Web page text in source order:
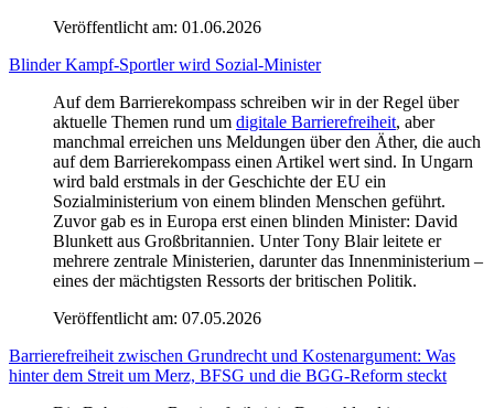
Veröffentlicht am: 01.06.2026
Blinder Kampf-Sportler wird Sozial-Minister
Auf dem Barrierekompass schreiben wir in der Regel über
aktuelle Themen rund um digitale Barrierefreiheit, aber
manchmal erreichen uns Meldungen über den Äther, die auch
auf dem Barrierekompass einen Artikel wert sind. In Ungarn
wird bald erstmals in der Geschichte der EU ein
Sozialministerium von einem blinden Menschen geführt.
Zuvor gab es in Europa erst einen blinden Minister: David
Blunkett aus Großbritannien. Unter Tony Blair leitete er
mehrere zentrale Ministerien, darunter das Innenministerium –
eines der mächtigsten Ressorts der britischen Politik.
Veröffentlicht am: 07.05.2026
Barrierefreiheit zwischen Grundrecht und Kostenargument: Was
hinter dem Streit um Merz, BFSG und die BGG-Reform steckt